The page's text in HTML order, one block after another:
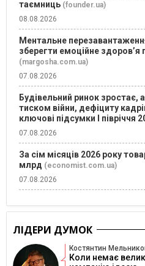
таємниць (founder.ua)
08.08.2026
Ментальне
зберегти емоційне здоров’я
(margosha.com.ua)
07.08.2026
Будівельний ринок зростає,
тиском війни, дефіциту
ключові підсумки І півріччя
07.08.2026
За сім місяців 2026 року
млрд (economist.com.ua)
07.08.2026
ЛІДЕРИ ДУМОК
Костянтин
Коли немає